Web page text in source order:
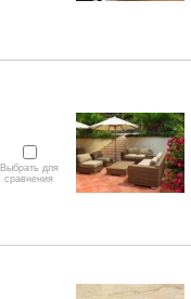
Выбрать для
сравнения